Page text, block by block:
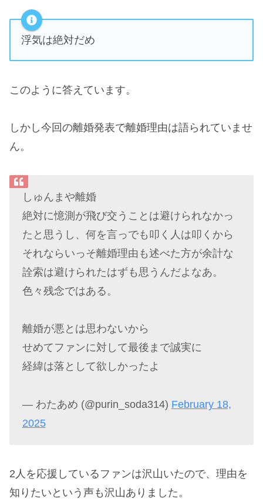
浮気は絶対だめ
このように答えています。
しかし今回の離婚発表で離婚理由は語られていませ
ん。
しゅんまや離婚
絶対に憶測が飛び交うことは避けられなかっ
たと思うし、何を言っでも叩く人は叩くから
それならいっそ離婚理由も述べた方が余計な
詮索は避けられたはずも思うんだよなあ。
色々残念ではある。
離婚が悪とは思わないから
せめてファンに対して最後まで誠実に
経緯は落として欲しかったよ
— わたあめ (@purin_soda314) February 18,
2025
2人を応援しているファンは沢山いたので、理由を
知りたいという声も沢山ありました。